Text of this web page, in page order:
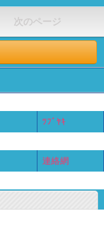
次のページ
ﾂﾌﾞﾔｷ
連絡網